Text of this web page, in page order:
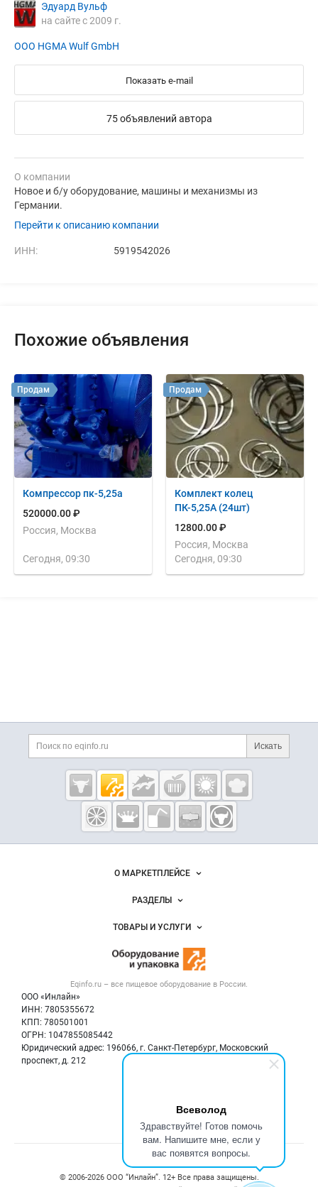
Всеволод
Здравствуйте! Готов помочь
вам. Напишите мне, если у
вас появятся вопросы.
Эдуард Вульф
на сайте с 2009 г.
ООО HGMA Wulf GmbH
Показать e-mail
75 объявлений автора
О компании
Новое и б/у оборудование, машины и механизмы из
Германии.
Перейти к описанию компании
ИНН: 5919542026
Похожие объявления
Компрессор пк-5,25а
520000.00 ₽
Россия, Москва
Сегодня, 09:30
Продам
Комплект колец
ПК-5,25А (24шт)
12800.00 ₽
Россия, Москва
Сегодня, 09:30
Продам
Дополнительная информация
Поиск по сайту и
Искать
Cсылки на полезные проекты
Eqinfo.ru —
пищевое
оборудование
Важные разделы и контакты
Eqinfo.ru – все пищевое оборудование в России.
ООО «Инлайн»
ИНН: 7805355672
КПП: 780501001
ОГРН: 1047855085442
Юридический адрес: 196066, г. Санкт-Петербург, Московский
проспект, д. 212
Навигация по сайтуО МАРКЕТПЛЕЙСЕ
Размещение рекламы
Публичная оферта
Контактная информация
Политика обработки персональных данных
РАЗДЕЛЫ
Вакансии
ТОВАРЫ И УСЛУГИ
Оборудование для пищепрома
Тара и упаковка
Б/у оборудование
Карта объявлений
Счетчики, авторское право, логотипы
© 2006‑2026 ООО “Инлайн”. 12+ Все права защищены.